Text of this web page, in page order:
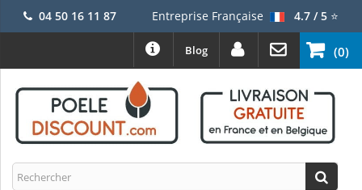
04 50 16 11 87 Entreprise Française 4.7 / 5⭐
(0)
Blog